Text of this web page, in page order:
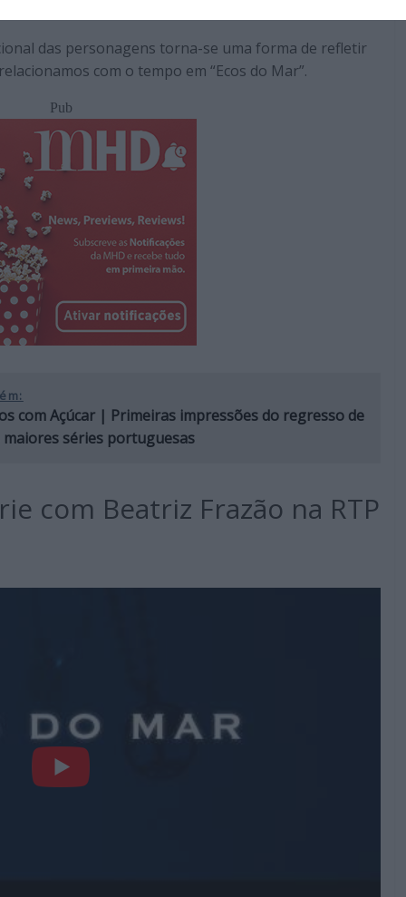
das personagens torna-se uma forma de refletir
com o tempo em “Ecos do Mar”.
Pub
com Açúcar | Primeiras impressões do regresso de
maiores séries portuguesas
com Beatriz Frazão na RTP